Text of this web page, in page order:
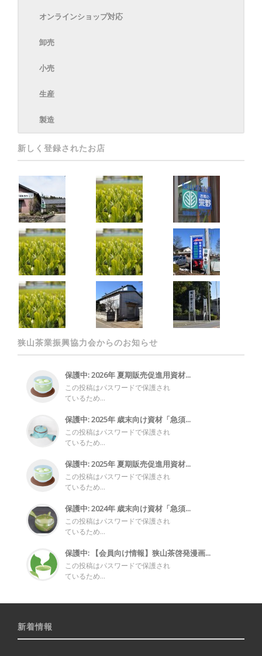
オンラインショップ対応
卸売
小売
生産
製造
新しく登録されたお店
狭山茶業振興協力会からのお知らせ
保護中: 2026年 夏期販売促進用資材...
この投稿はパスワードで保護され
ているため...
保護中: 2025年 歳末向け資材「急須...
この投稿はパスワードで保護され
ているため...
保護中: 2025年 夏期販売促進用資材...
この投稿はパスワードで保護され
ているため...
保護中: 2024年 歳末向け資材「急須...
この投稿はパスワードで保護され
ているため...
保護中: 【会員向け情報】狭山茶啓発漫画...
この投稿はパスワードで保護され
ているため...
新着情報